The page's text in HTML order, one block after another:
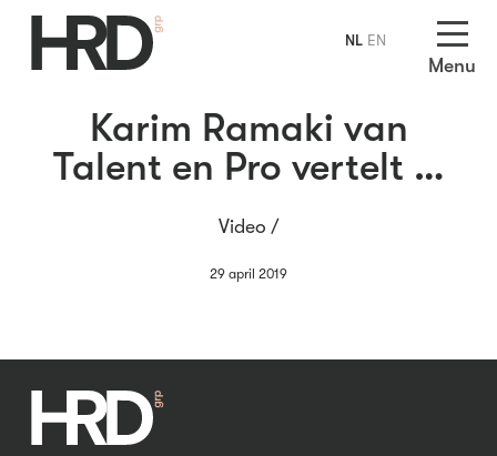
Menu
Karim Ramaki van
Talent en Pro vertelt …
Video /
29 april 2019
NL EN